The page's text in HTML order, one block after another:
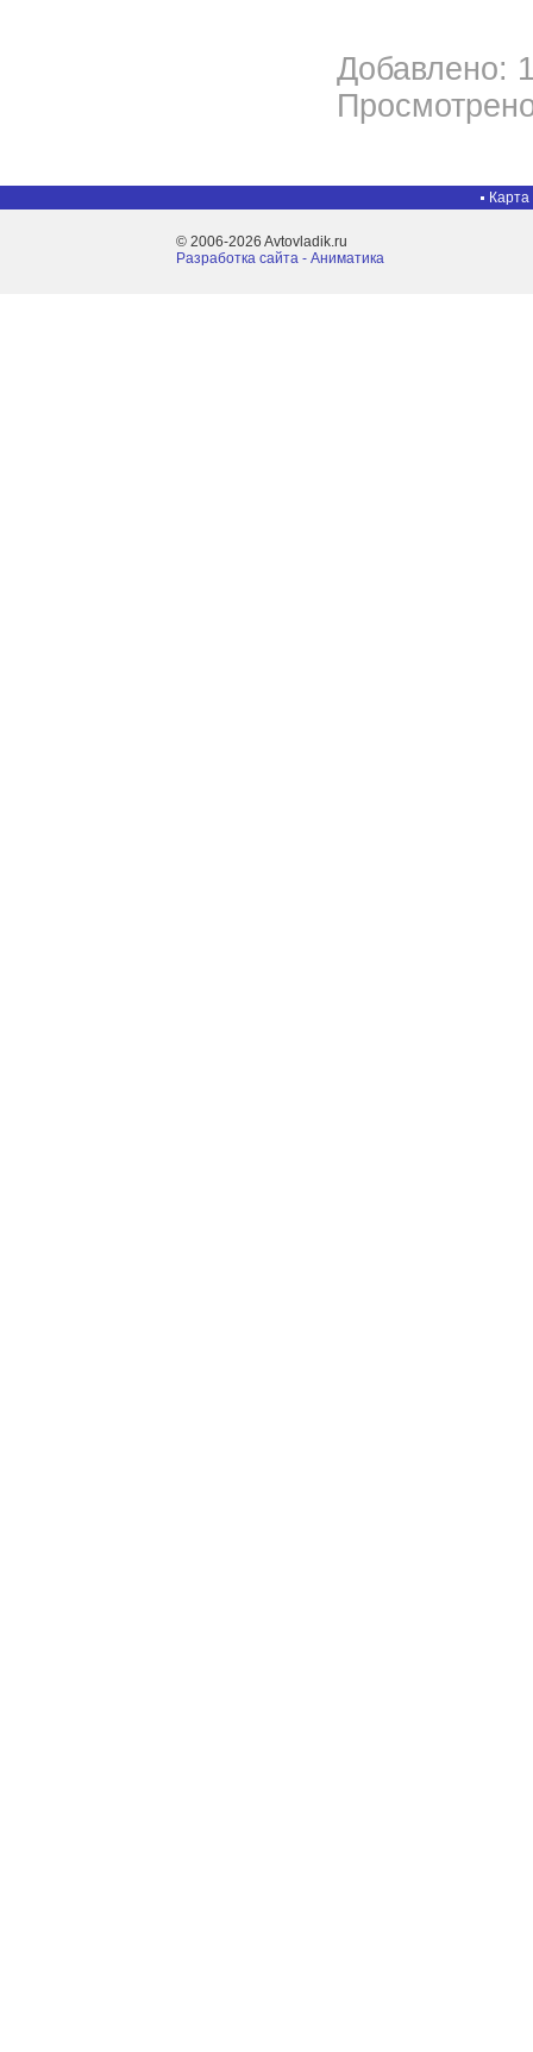
Добавлено:
Карта
© 2006-2026 Avtovladik.ru
Разработка сайта - Aниматика